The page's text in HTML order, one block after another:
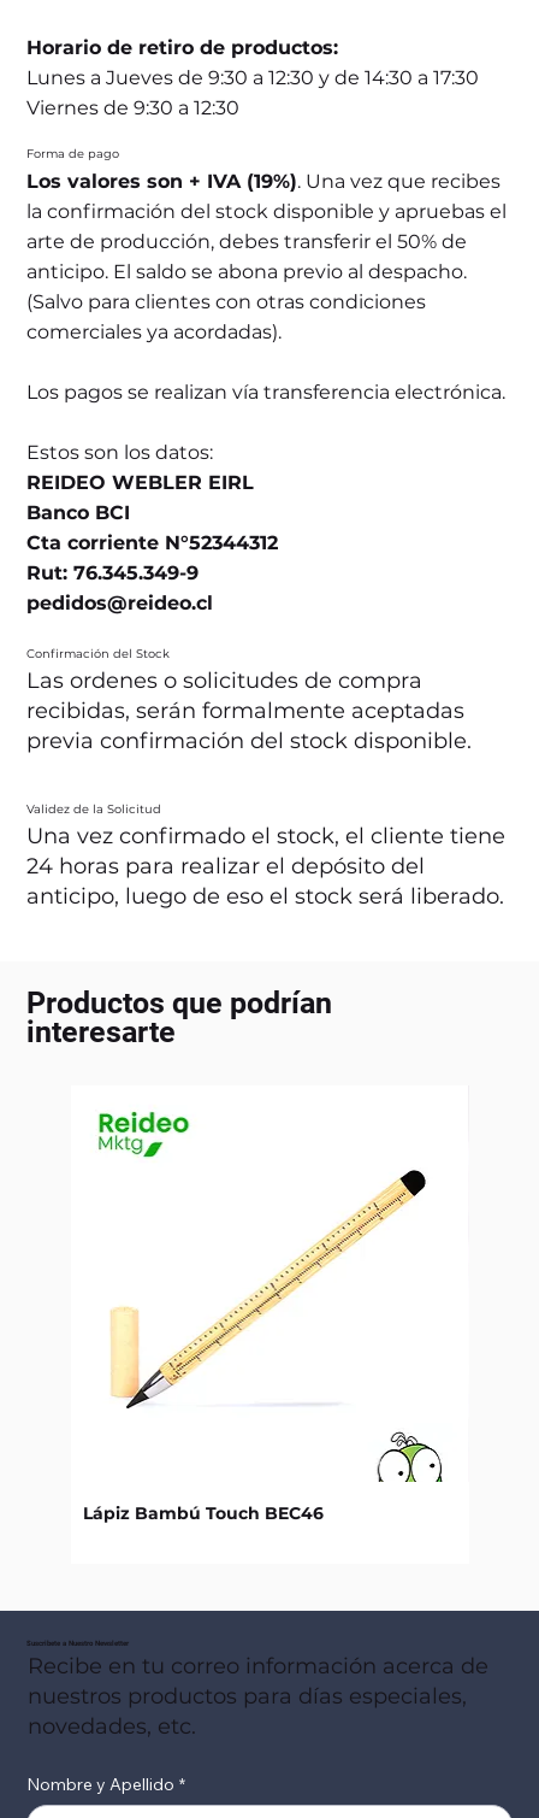
Horario de retiro de productos:
Lunes a Jueves de 9:30 a 12:30 y de 14:30 a 17:30
Viernes de 9:30 a 12:30
Forma de pago
Los valores son + IVA (19%). Una vez que recibes
la confirmación del stock disponible y apruebas el
arte de producción, debes transferir el 50% de
anticipo. El saldo se abona previo al despacho.
(Salvo para clientes con otras condiciones
comerciales ya acordadas).
Los pagos se realizan vía transferencia electrónica.
Estos son los datos:
REIDEO WEBLER EIRL
Banco BCI
Cta corriente N°52344312
Rut: 76.345.349-9
pedidos@reideo.cl
Confirmación del Stock
Las ordenes o solicitudes de compra
recibidas, serán formalmente aceptadas
previa confirmación del stock disponible.
Validez de la Solicitud
Una vez confirmado el stock, el cliente tiene
24 horas para realizar el depósito del
anticipo, luego de eso el stock será liberado.
Productos que podrían
interesarte
Lápiz Bambú Touch BEC46
Suscribete a Nuestro Newsletter
Recibe en tu correo información acerca de
nuestros productos para días especiales,
novedades, etc.
Nombre y Apellido *